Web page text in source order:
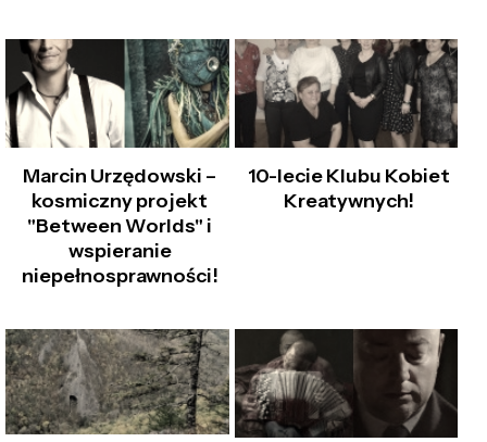
Marcin Urzędowski –
kosmiczny projekt
"Between Worlds" i
wspieranie
niepełnosprawności!
10-lecie Klubu Kobiet
Kreatywnych!